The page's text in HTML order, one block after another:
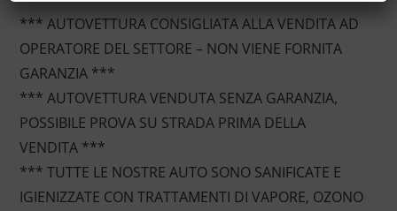
*** AUTOVETTURA CONSIGLIATA ALLA VENDITA AD
OPERATORE DEL SETTORE – NON VIENE FORNITA
GARANZIA ***
*** AUTOVETTURA VENDUTA SENZA GARANZIA,
POSSIBILE PROVA SU STRADA PRIMA DELLA
VENDITA ***
*** TUTTE LE NOSTRE AUTO SONO SANIFICATE E
IGIENIZZATE CON TRATTAMENTI DI VAPORE, OZONO